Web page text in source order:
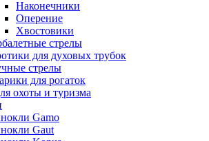
Наконечники
Оперение
Хвостовики
стрелы
для духовых трубок
стрелы
для рогаток
охоты и туризма
Gamo
Gaut